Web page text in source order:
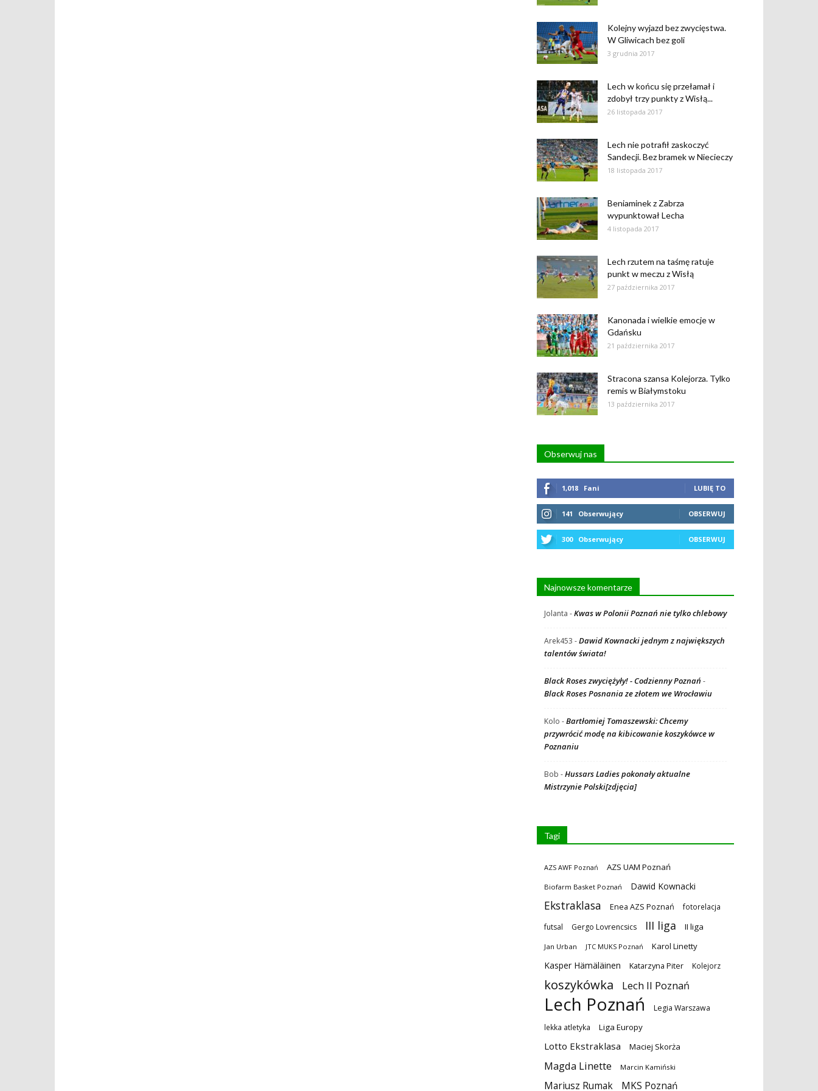
Kolejny wyjazd bez zwycięstwa.
W Gliwicach bez goli
3 grudnia 2017
Lech w końcu się przełamał i
zdobył trzy punkty z Wisłą...
26 listopada 2017
Lech nie potrafił zaskoczyć
Sandecji. Bez bramek w Niecieczy
18 listopada 2017
Beniaminek z Zabrza
wypunktował Lecha
4 listopada 2017
Lech rzutem na taśmę ratuje
punkt w meczu z Wisłą
27 października 2017
Kanonada i wielkie emocje w
Gdańsku
21 października 2017
Stracona szansa Kolejorza. Tylko
remis w Białymstoku
13 października 2017
Obserwuj nas
1,018 Fani LUBIĘ TO
141 Obserwujący OBSERWUJ
300 Obserwujący OBSERWUJ
Najnowsze komentarze
Jolanta -Kwas w Polonii Poznań nie tylko chlebowy
Arek453 -Dawid Kownacki jednym z największych
talentów świata!
Black Roses zwyciężyły! - Codzienny Poznań -
Black Roses Posnania ze złotem we Wrocławiu
Kolo -Bartłomiej Tomaszewski: Chcemy
przywrócić modę na kibicowanie koszykówce w
Poznaniu
Bob -Hussars Ladies pokonały aktualne
Mistrzynie Polski[zdjęcia]
Tagi
AZS AWF Poznań AZS UAM Poznań
Biofarm Basket Poznań Dawid Kownacki
Ekstraklasa Enea AZS Poznań fotorelacja
futsal Gergo Lovrencsics III liga II liga
Jan Urban JTC MUKS Poznań Karol Linetty
Kasper Hämäläinen Katarzyna Piter Kolejorz
koszykówka Lech II Poznań
Lech Poznań Legia Warszawa
lekka atletyka Liga Europy
Lotto Ekstraklasa Maciej Skorża
Magda Linette Marcin Kamiński
Mariusz Rumak MKS Poznań